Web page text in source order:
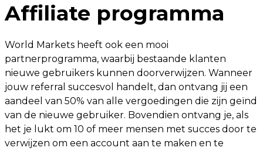
Affiliate programma
World Markets heeft ook een mooi
partnerprogramma, waarbij bestaande klanten
nieuwe gebruikers kunnen doorverwijzen. Wanneer
jouw referral succesvol handelt, dan ontvang jij een
aandeel van 50% van alle vergoedingen die zijn geïnd
van de nieuwe gebruiker. Bovendien ontvang je, als
het je lukt om 10 of meer mensen met succes door te
verwijzen om een account aan te maken en te